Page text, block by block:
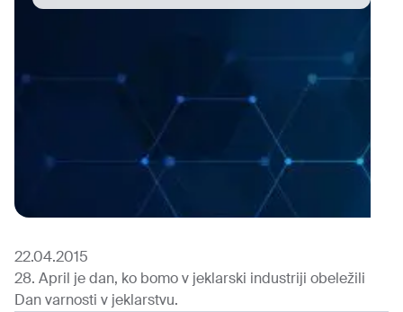
22.04.2015
28. April je dan, ko bomo v jeklarski industriji obeležili
Dan varnosti v jeklarstvu.